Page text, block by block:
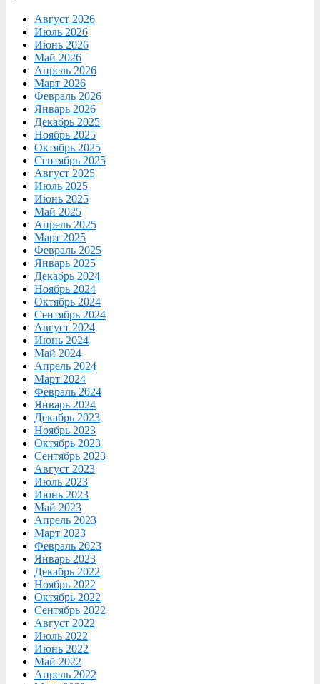
Август 2026
Июль 2026
Июнь 2026
Май 2026
Апрель 2026
Март 2026
Февраль 2026
Январь 2026
Декабрь 2025
Ноябрь 2025
Октябрь 2025
Сентябрь 2025
Август 2025
Июль 2025
Июнь 2025
Май 2025
Апрель 2025
Март 2025
Февраль 2025
Январь 2025
Декабрь 2024
Ноябрь 2024
Октябрь 2024
Сентябрь 2024
Август 2024
Июнь 2024
Май 2024
Апрель 2024
Март 2024
Февраль 2024
Январь 2024
Декабрь 2023
Ноябрь 2023
Октябрь 2023
Сентябрь 2023
Август 2023
Июль 2023
Июнь 2023
Май 2023
Апрель 2023
Март 2023
Февраль 2023
Январь 2023
Декабрь 2022
Ноябрь 2022
Октябрь 2022
Сентябрь 2022
Август 2022
Июль 2022
Июнь 2022
Май 2022
Апрель 2022